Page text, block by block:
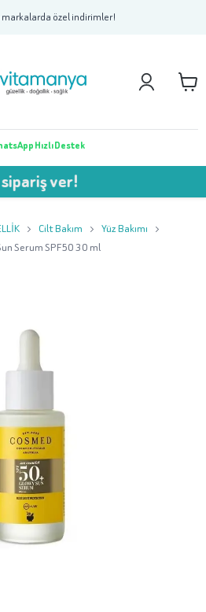
markalarda özel indirimler!
2 3
Hızlı Destek
Cilt Bakım
Yüz Bakımı
Serum SPF50 30 ml